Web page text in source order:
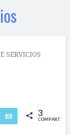
SERVICIOS
Email 3
COMPARTIR